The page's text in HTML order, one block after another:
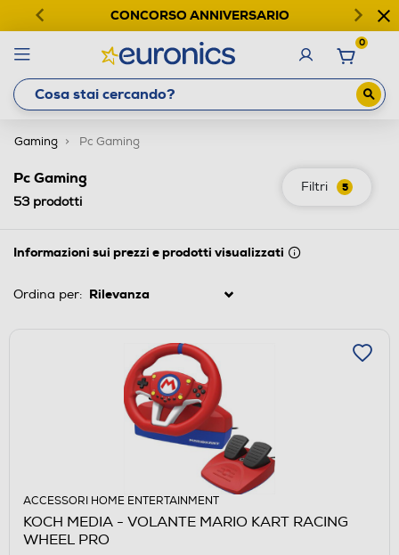
CONCORSO ANNIVERSARIO
0
Gaming Pc Gaming
Filtri 5
Pc Gaming
53prodotti
Informazioni sui prezzi e prodotti visualizzati
Ordina per:
ACCESSORI HOME ENTERTAINMENT
KOCH MEDIA - VOLANTE MARIO KART RACING
WHEEL PRO